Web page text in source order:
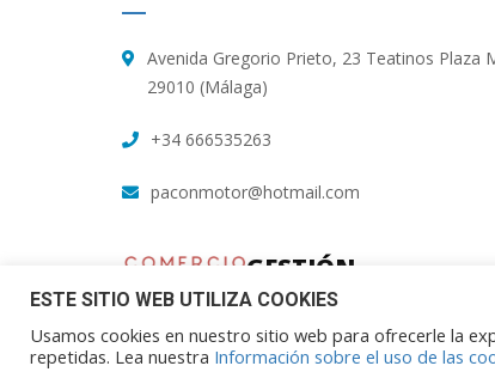
Avenida Gregorio Prieto, 23 Teatinos Plaza
29010 (Málaga)
+34 666535263
paconmotor@hotmail.com
GESTIÓN
TALLER
ESTE SITIO WEB UTILIZA COOKIES
Usamos cookies en nuestro sitio web para ofrecerle la
repetidas. Lea nuestra Información sobre el uso de las